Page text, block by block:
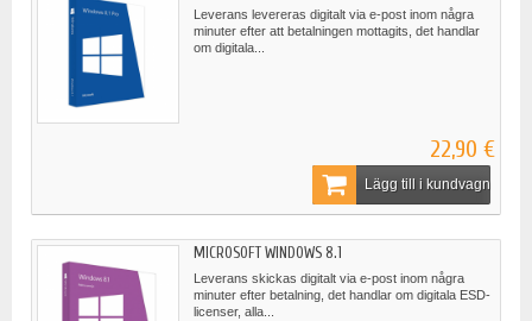
Leverans levereras digitalt via e-post inom några
minuter efter att betalningen mottagits, det handlar
om digitala...
22,90 €
Lägg till i kundvagn
MICROSOFT WINDOWS 8.1
Leverans skickas digitalt via e-post inom några
minuter efter betalning, det handlar om digitala ESD-
licenser, alla...